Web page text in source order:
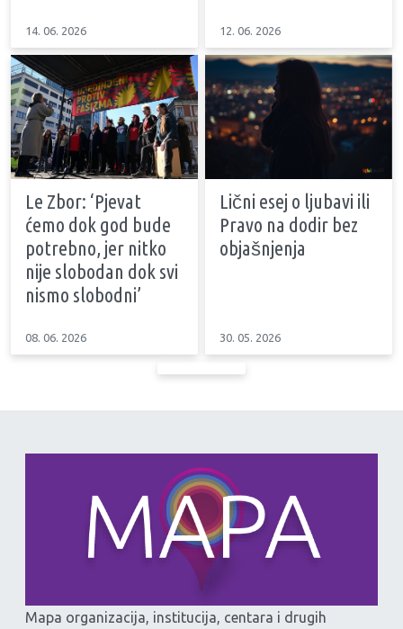
14. 06. 2026 12. 06. 2026
Le Zbor: ‘Pjevat
ćemo dok god bude
potrebno, jer nitko
nije slobodan dok svi
nismo slobodni’
08. 06. 2026
Lični esej o ljubavi ili
Pravo na dodir bez
objašnjenja
30. 05. 2026
Mapa organizacija, institucija, centara i drugih